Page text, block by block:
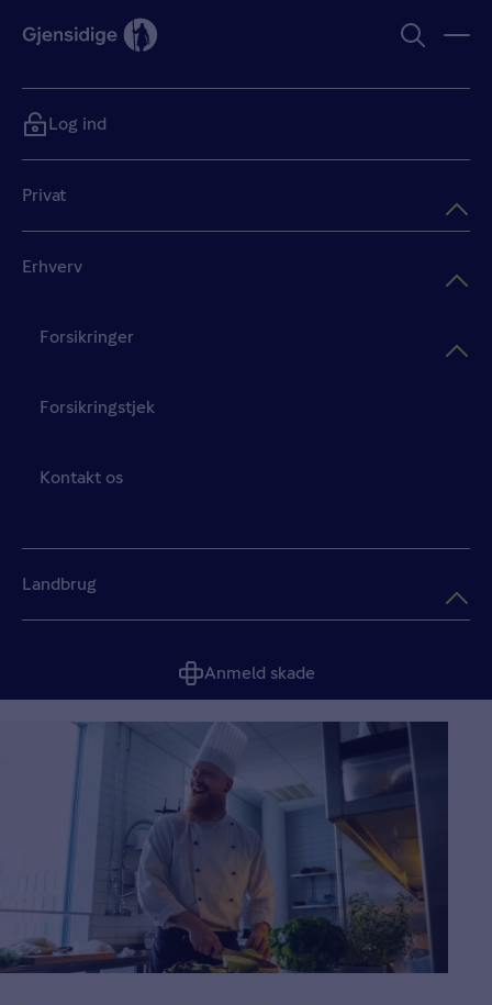
Privat
Erhverv
Forsikringer
Forsikringstjek
Kontakt os
Landbrug
Anmeld skade
Log ind